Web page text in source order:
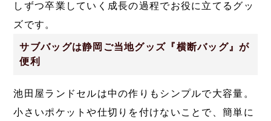
しずつ卒業していく成長の過程でお役に立てるグッ
ズです。
サブバッグは静岡ご当地グッズ『横断バッグ』が
便利
池田屋ランドセルは中の作りもシンプルで大容量。
小さいポケットや仕切りを付けないことで、簡単に